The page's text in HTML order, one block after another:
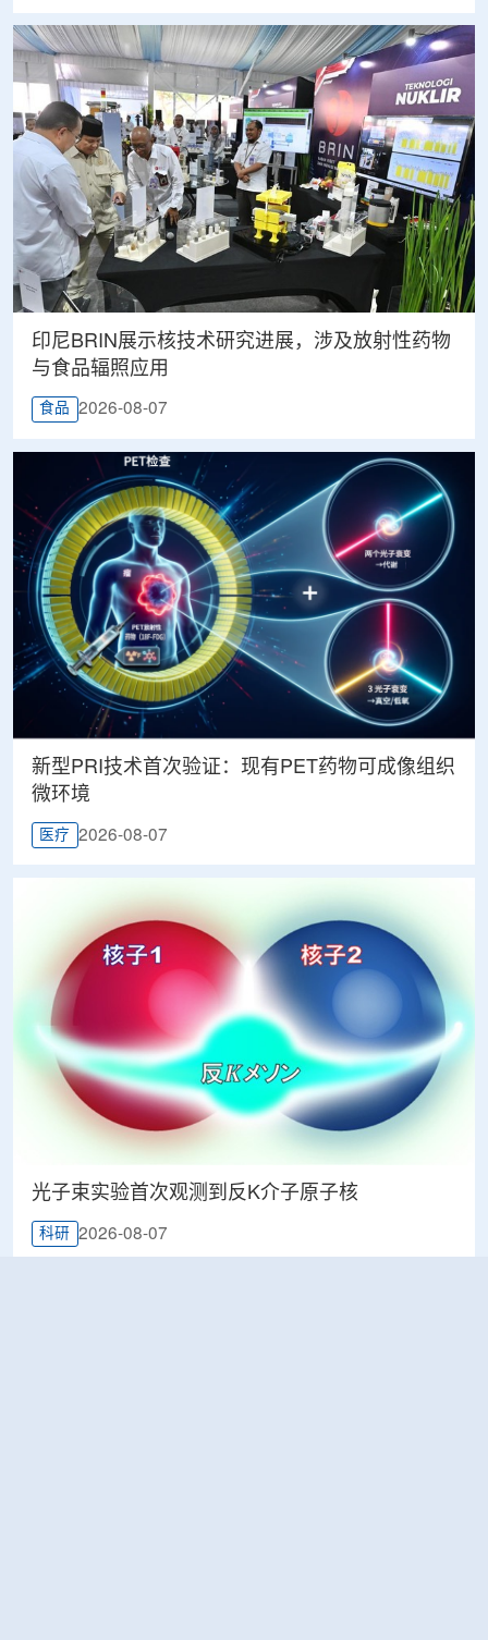
印尼BRIN展示核技术研究进展，涉及放射性药物
与食品辐照应用
食品 2026-08-07
新型PRI技术首次验证：现有PET药物可成像组织
微环境
医疗 2026-08-07
光子束实验首次观测到反K介子原子核
科研 2026-08-07